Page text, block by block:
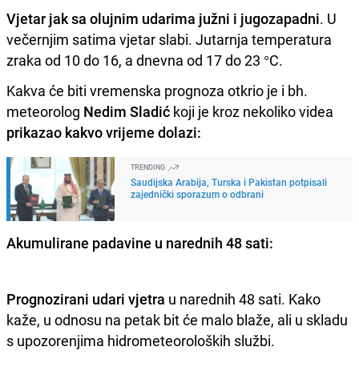
Vjetar jak sa olujnim udarima južni i jugozapadni. U
večernjim satima vjetar slabi. Jutarnja temperatura
zraka od 10 do 16, a dnevna od 17 do 23 °C.
Kakva će biti vremenska prognoza otkrio je i bh.
meteorolog Nedim Sladić koji je kroz nekoliko videa
prikazao kakvo vrijeme dolazi:
TRENDING
Saudijska Arabija, Turska i Pakistan potpisali
zajednički sporazum o odbrani
Akumulirane padavine u narednih 48 sati:
Prognozirani udari vjetra u narednih 48 sati. Kako
kaže, u odnosu na petak bit će malo blaže, ali u skladu
s upozorenjima hidrometeoroloških službi.